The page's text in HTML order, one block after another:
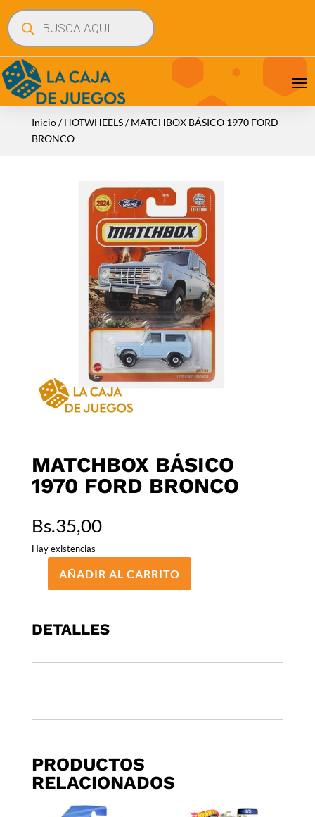
Búsqueda
de
productos
Inicio/HOTWHEELS/ MATCHBOX BÁSICO 1970 FORD
BRONCO
MATCHBOX BÁSICO
1970 FORD BRONCO
Bs.35,00
Hay existencias
MATCHBOX
FORD
cantidad
AÑADIR AL CARRITO
DETALLES
PRODUCTOS
RELACIONADOS